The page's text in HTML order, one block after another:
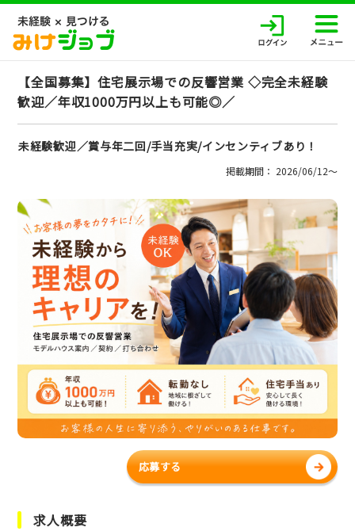
【全国募集】住宅展示場での反響営業 ◇完全未経験
歓迎／年収1000万円以上も可能◎／
未経験歓迎／賞与年二回/手当充実/インセンティブあり！
掲載期間： 2026/06/12〜
応募する
求人概要